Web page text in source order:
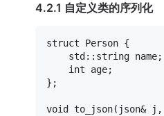
4.2.1 自定义类的序列化
struct Person {
    std::string name;
int age;
};
void to_json(json& j,